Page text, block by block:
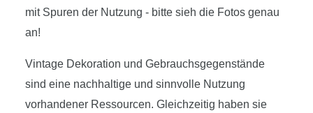
mit Spuren der Nutzung - bitte sieh die Fotos genau
an!
Vintage Dekoration und Gebrauchsgegenstände
sind eine nachhaltige und sinnvolle Nutzung
vorhandener Ressourcen. Gleichzeitig haben sie